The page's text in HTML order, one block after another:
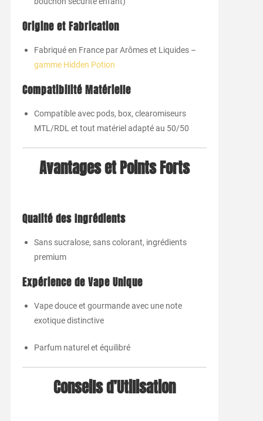
Origine et Fabrication
Fabriqué en France par Arômes et Liquides –
gamme Hidden Potion
Compatibilité Matérielle
Compatible avec pods, box, clearomiseurs
MTL/RDL et tout matériel adapté au 50/50
Avantages et Points Forts
Qualité des Ingrédients
Sans sucralose, sans colorant, ingrédients
premium
Expérience de Vape Unique
Vape douce et gourmande avec une note
exotique distinctive
Parfum naturel et équilibré
Conseils d’Utilisation